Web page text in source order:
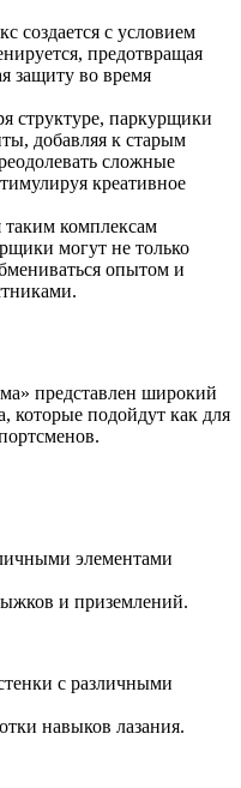
создается с условием
предотвращая
защиту во время
структуре, паркурщики
добавляя к старым
сложные
креативное
таким комплексам
могут не только
опытом и
представлен широкий
которые подойдут как для
элементами
и приземлений.
с различными
навыков лазания.